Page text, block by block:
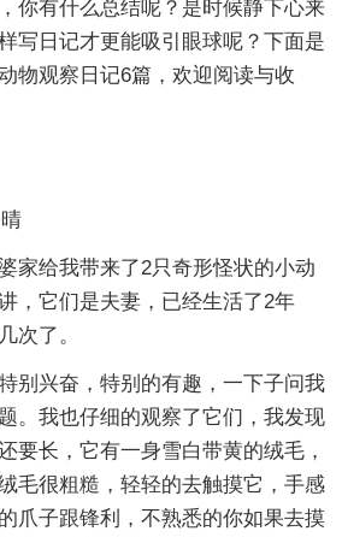
你有什么总结呢？是时候静下心来
写日记才更能吸引眼球呢？下面是
物观察日记6篇，欢迎阅读与收
家给我带来了2只奇形怪状的小动
，它们是夫妻，已经生活了2年
次了。
别兴奋，特别的有趣，一下子问我
。我也仔细的观察了它们，我发现
要长，它有一身雪白带黄的绒毛，
毛很粗糙，轻轻的去触摸它，手感
爪子跟锋利，不熟悉的你如果去摸